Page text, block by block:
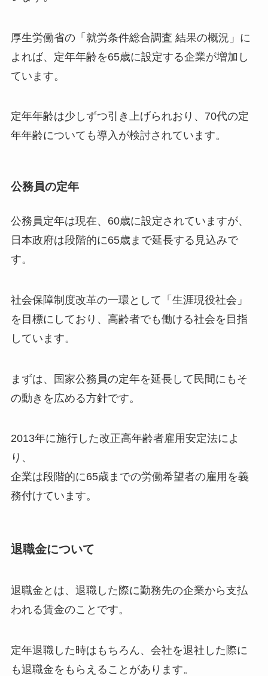
厚生労働省の「就労条件総合調査 結果の概況」に
よれば、定年年齢を65歳に設定する企業が増加し
ています。
定年年齢は少しずつ引き上げられおり、70代の定
年年齢についても導入が検討されています。
公務員の定年
公務員定年は現在、60歳に設定されていますが、
日本政府は段階的に65歳まで延長する見込みで
す。
社会保障制度改革の一環として「生涯現役社会」
を目標にしており、高齢者でも働ける社会を目指
しています。
まずは、国家公務員の定年を延長して民間にもそ
の動きを広める方針です。
2013年に施行した改正高年齢者雇用安定法によ
り、
企業は段階的に65歳までの労働希望者の雇用を義
務付けています。
退職金について
退職金とは、退職した際に勤務先の企業から支払
われる賃金のことです。
定年退職した時はもちろん、会社を退社した際に
も退職金をもらえることがあります。